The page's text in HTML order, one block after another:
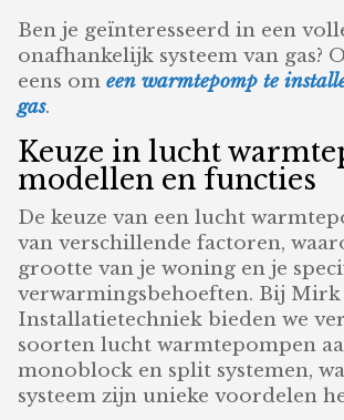
Ben je geïnteresseerd in een
onafhankelijk systeem van gas?
eens omeen warmtepomp te
gas.
Keuze in lucht
modellen en functies
De keuze van een lucht
van verschillende factoren,
grootte van je woning en je
verwarmingsbehoeften. Bij Mirk
Installatietechniek bieden we
soorten lucht warmtepompen
monoblock en split systemen,
systeem zijn unieke voordelen